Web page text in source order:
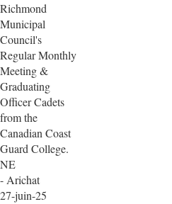
Richmond
Municipal
Council's
Regular Monthly
Meeting &
Graduating
Officer Cadets
from the
Canadian Coast
Guard College.
NE
- Arichat
27-juin-25